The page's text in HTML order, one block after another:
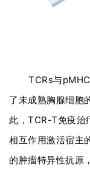
TCRs与
了未成熟胸腺细胞
此，TCR-T免疫治
相互作用激活宿主
的肿瘤特异性抗原